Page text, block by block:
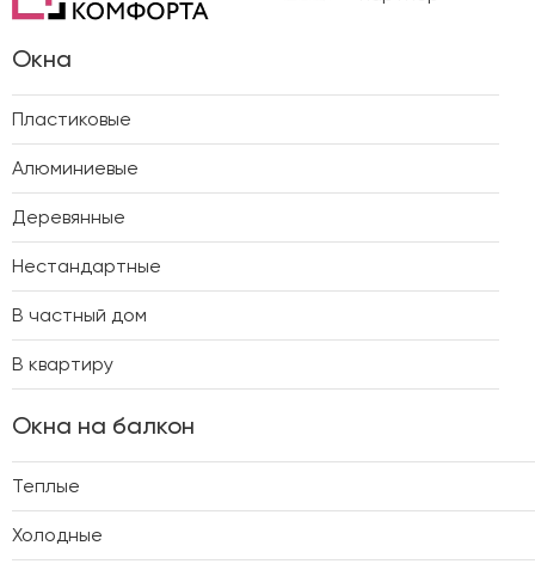
Окна
Пластиковые
Алюминиевые
Деревянные
Нестандартные
В частный дом
В квартиру
Окна на балкон
Теплые
Холодные